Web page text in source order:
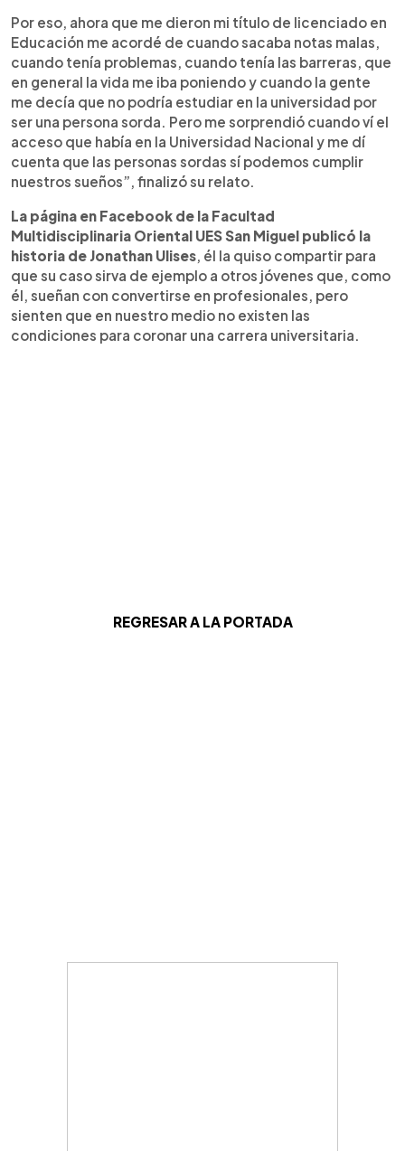
Por eso, ahora que me dieron mi título de licenciado en
Educación me acordé de cuando sacaba notas malas,
cuando tenía problemas, cuando tenía las barreras, que
en general la vida me iba poniendo y cuando la gente
me decía que no podría estudiar en la universidad por
ser una persona sorda. Pero me sorprendió cuando ví el
acceso que había en la Universidad Nacional y me dí
cuenta que las personas sordas sí podemos cumplir
nuestros sueños”, finalizó su relato.
La página en Facebook de la Facultad
Multidisciplinaria Oriental UES San Miguel publicó la
historia de Jonathan Ulises, él la quiso compartir para
que su caso sirva de ejemplo a otros jóvenes que, como
él, sueñan con convertirse en profesionales, pero
sienten que en nuestro medio no existen las
condiciones para coronar una carrera universitaria.
REGRESAR A LA PORTADA